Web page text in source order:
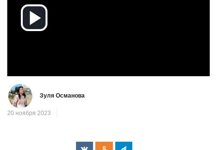
Воспроизвести
видео
Зуля Османова
20 ноября 2023